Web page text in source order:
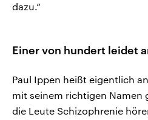
dazu.“
Einer von hundert leidet
Paul Ippen heißt eigentlich
mit seinem richtigen Namen
die Leute Schizophrenie